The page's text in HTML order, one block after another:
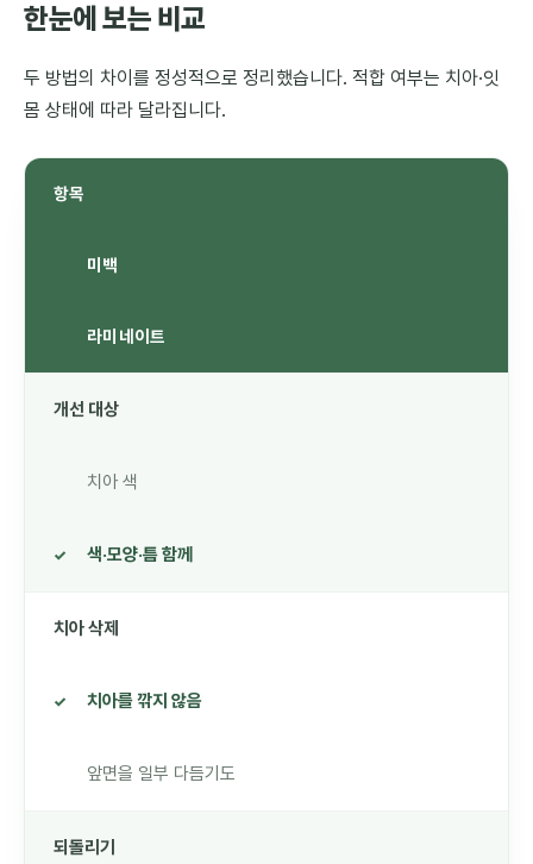
한눈에 보는 비교
두 방법의 차이를 정성적으로 정리했습니다. 적합 여부는 치아·잇
몸 상태에 따라 달라집니다.
항목
미백
라미네이트
개선 대상
치아 색
색·모양·틈 함께
치아 삭제
치아를 깎지 않음
앞면을 일부 다듬기도
되돌리기